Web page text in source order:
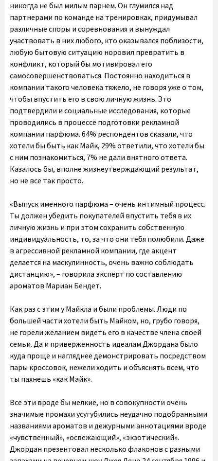
никогда не был милым парнем. Он глумился над
партнерами по команде на тренировках, придумывал
различные споры и соревнования и вынуждал
участвовать в них любого, кто оказывался поблизости,
любую бытовую ситуацию норовил превратить в
конфликт, который бы мотивировал его
самосовершенствоваться. Постоянно находиться в
компании такого человека тяжело, не говоря уже о том,
чтобы впустить его в свою личную жизнь. Это
подтвердили и социальные исследования, которые
проводились в процессе подготовки рекламной
компании парфюма. 64% респондентов сказали, что
хотели бы быть как Майк, 29% ответили, что хотели бы
с ним познакомиться, 7% не дали внятного ответа.
Казалось бы, вполне жизнеутверждающий результат,
но не все так просто.
«Выпуск именного парфюма – очень интимный процесс.
Ты должен убедить покупателей впустить тебя в их
личную жизнь и при этом сохранить собственную
индивидуальность, то, за что они тебя полюбили. Даже
в агрессивной рекламной компании, где акцент
делается на маскулинность, очень важно соблюдать
дистанцию», – говорила эксперт по составлению
ароматов Мариан Бендет.
Как раз с этим у Майкла и были проблемы. Люди по
большей части хотели быть Майком, но, грубо говоря,
не горели желанием видеть его в качестве члена своей
семьи. Да и приверженность идеалам Джордана было
куда проще и нагляднее демонстрировать посредством
пары кроссовок, нежели ходить и объяснять всем, что
ты пахнешь «как Майк».
Все эти вроде бы мелкие, но в совокупности очень
значимые промахи усугубились неудачно подобранными
названиями ароматов и дежурными аннотациями вроде
«чувственный», «освежающий», «экзотический».
Джордан презентовал несколько флаконов с разными